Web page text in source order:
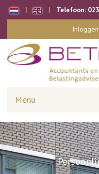
Telefoon:
Menu